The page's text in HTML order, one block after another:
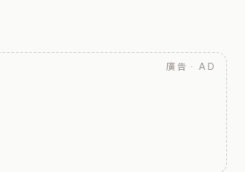
廣告 · AD